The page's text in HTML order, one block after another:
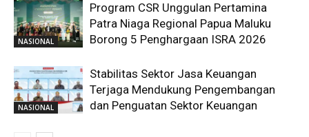
NASIONAL
Program CSR Unggulan Pertamina
Patra Niaga Regional Papua Maluku
Borong 5 Penghargaan ISRA 2026
NASIONAL
Stabilitas Sektor Jasa Keuangan
Terjaga Mendukung Pengembangan
dan Penguatan Sektor Keuangan